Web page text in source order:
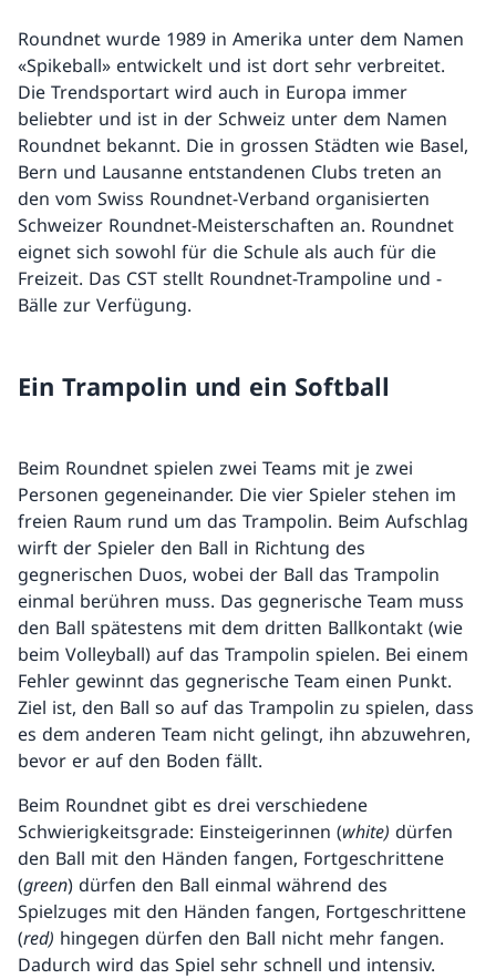
Roundnet wurde 1989 in Amerika unter dem Namen
«Spikeball» entwickelt und ist dort sehr verbreitet.
Die Trendsportart wird auch in Europa immer
beliebter und ist in der Schweiz unter dem Namen
Roundnet bekannt. Die in grossen Städten wie Basel,
Bern und Lausanne entstandenen Clubs treten an
den vom Swiss Roundnet-Verband organisierten
Schweizer Roundnet-Meisterschaften an. Roundnet
eignet sich sowohl für die Schule als auch für die
Freizeit. Das CST stellt Roundnet-Trampoline und -
Bälle zur Verfügung.
Ein Trampolin und ein Softball
Beim Roundnet spielen zwei Teams mit je zwei
Personen gegeneinander. Die vier Spieler stehen im
freien Raum rund um das Trampolin. Beim Aufschlag
wirft der Spieler den Ball in Richtung des
gegnerischen Duos, wobei der Ball das Trampolin
einmal berühren muss. Das gegnerische Team muss
den Ball spätestens mit dem dritten Ballkontakt (wie
beim Volleyball) auf das Trampolin spielen. Bei einem
Fehler gewinnt das gegnerische Team einen Punkt.
Ziel ist, den Ball so auf das Trampolin zu spielen, dass
es dem anderen Team nicht gelingt, ihn abzuwehren,
bevor er auf den Boden fällt.
Beim Roundnet gibt es drei verschiedene
Schwierigkeitsgrade: Einsteigerinnen (white) dürfen
den Ball mit den Händen fangen, Fortgeschrittene
(green) dürfen den Ball einmal während des
Spielzuges mit den Händen fangen, Fortgeschrittene
(red) hingegen dürfen den Ball nicht mehr fangen.
Dadurch wird das Spiel sehr schnell und intensiv.